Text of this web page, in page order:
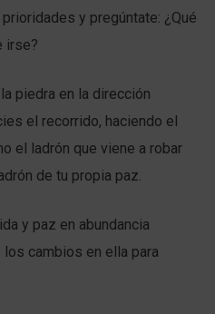
y pregúntate: ¿Qué
irse?
piedra en la dirección
el recorrido, haciendo el
el ladrón que viene a robar
de tu propia paz.
y paz en abundancia
cambios en ella para